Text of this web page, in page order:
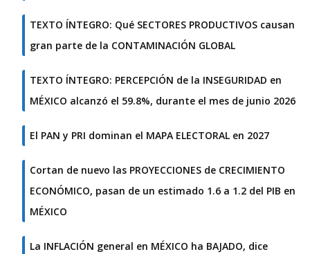
TEXTO ÍNTEGRO: Qué SECTORES PRODUCTIVOS causan
gran parte de la CONTAMINACIÓN GLOBAL
TEXTO ÍNTEGRO: PERCEPCIÓN de la INSEGURIDAD en
MÉXICO alcanzó el 59.8%, durante el mes de junio 2026
El PAN y PRI dominan el MAPA ELECTORAL en 2027
Cortan de nuevo las PROYECCIONES de CRECIMIENTO
ECONÓMICO, pasan de un estimado 1.6 a 1.2 del PIB en
MÉXICO
La INFLACIÓN general en MÉXICO ha BAJADO, dice